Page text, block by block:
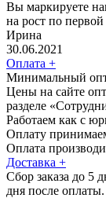
Вы маркируете
на рост по
Ирина
30.06.2021
Оплата +
Минимальный
Цены на сайте
разделе
Работаем как с
Оплату
Оплата
Доставка +
Сбор заказа до 5
дня после оплаты.